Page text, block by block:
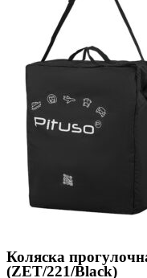
Коляска
(ZET/221/Black)